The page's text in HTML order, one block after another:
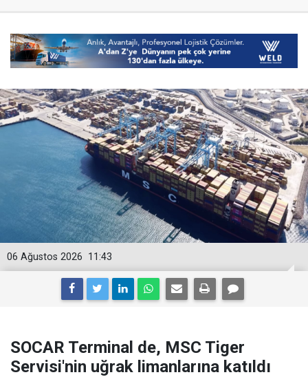
11:43
06 Ağustos 2026
SOCAR Terminal de, MSC Tiger
Servisi'nin uğrak limanlarına katıldı